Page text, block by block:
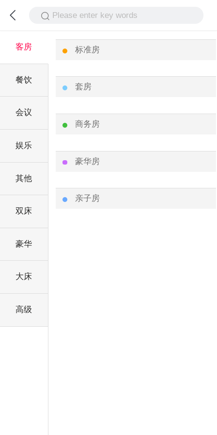
Please enter key words
客房
餐饮
会议
娱乐
其他
双床
豪华
大床
高级
标准房
套房
商务房
豪华房
亲子房